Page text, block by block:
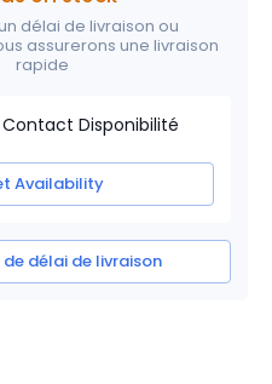
délai de livraison ou
assurerons une livraison
rapide
Contact Disponibilité
Availability
de délai de livraison